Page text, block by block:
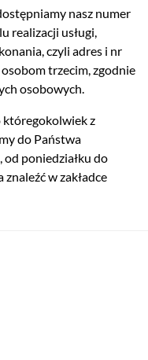
nasz numer
realizacji usługi,
czyli adres i nr
trzecim, zgodnie
osobowych.
któregokolwiek z
do Państwa
poniedziałku do
w zakładce